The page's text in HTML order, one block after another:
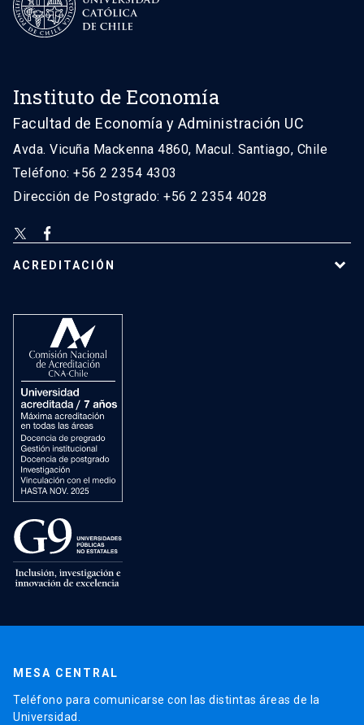
Instituto de Economía
Facultad de Economía y Administración UC
Avda. Vicuña Mackenna 4860, Macul. Santiago, Chile
Teléfono: +56 2 2354 4303
Dirección de Postgrado: +56 2 2354 4028
ACREDITACIÓN
MESA CENTRAL
Teléfono para comunicarse con las distintas áreas de la
Universidad.